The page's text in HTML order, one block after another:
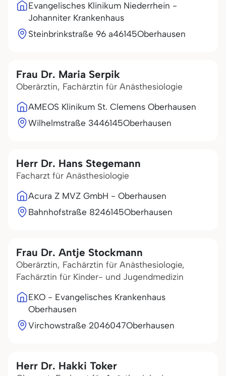
Evangelisches Klinikum Niederrhein -
Johanniter Krankenhaus
Steinbrinkstraße 96 a46145Oberhausen
Frau Dr. Maria Serpik
Oberärztin, Fachärztin für Anästhesiologie
AMEOS Klinikum St. Clemens Oberhausen
Wilhelmstraße 3446145Oberhausen
Herr Dr. Hans Stegemann
Facharzt für Anästhesiologie
Acura Z MVZ GmbH - Oberhausen
Bahnhofstraße 8246145Oberhausen
Frau Dr. Antje Stockmann
Oberärztin, Fachärztin für Anästhesiologie,
Fachärztin für Kinder- und Jugendmedizin
EKO - Evangelisches Krankenhaus
Oberhausen
Virchowstraße 2046047Oberhausen
Herr Dr. Hakki Toker